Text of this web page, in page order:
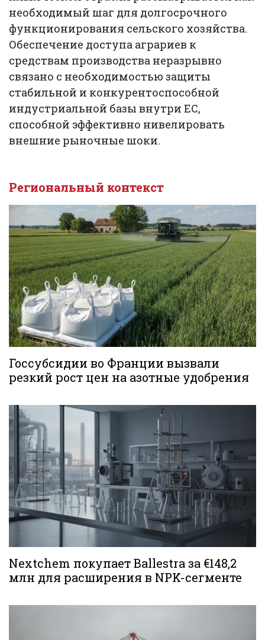
необходимый шаг для долгосрочного
функционирования сельского хозяйства.
Обеспечение доступа аграриев к
средствам производства неразрывно
связано с необходимостью защиты
стабильной и конкурентоспособной
индустриальной базы внутри ЕС,
способной эффективно нивелировать
внешние рыночные шоки.
Региональный контекст
Госсубсидии во Франции вызвали
резкий рост цен на азотные удобрения
Nextchem покупает Ballestra за €148,2
млн для расширения в NPK-сегменте